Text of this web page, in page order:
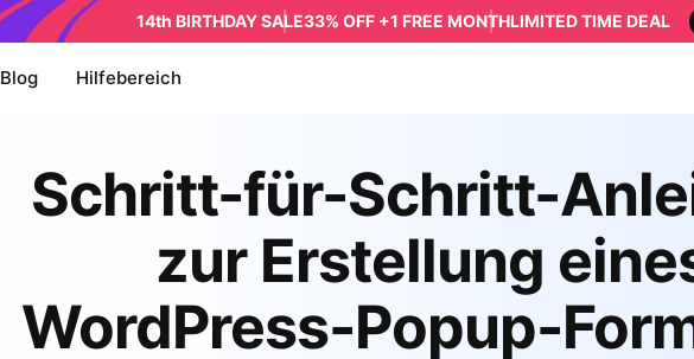
14th BIRTHDAY SALE33% OFF +1 FREE MONTHLIMITED TIME DEAL
Blog Hilfebereich
Schritt-für-Schritt-
zur Erstellung
WordPress-Popup-